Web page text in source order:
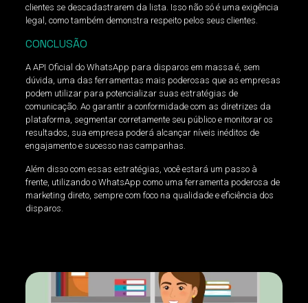
clientes se descadastrarem da lista. Isso não só é uma exigência
legal, como também demonstra respeito pelos seus clientes.
CONCLUSÃO
A API Oficial do WhatsApp para disparos em massa é, sem
dúvida, uma das ferramentas mais poderosas que as empresas
podem utilizar para potencializar suas estratégias de
comunicação. Ao garantir a conformidade com as diretrizes da
plataforma, segmentar corretamente seu público e monitorar os
resultados, sua empresa poderá alcançar níveis inéditos de
engajamento e sucesso nas campanhas.
Além disso com essas estratégias, você estará um passo à
frente, utilizando o WhatsApp como uma ferramenta poderosa de
marketing direto, sempre com foco na qualidade e eficiência dos
disparos.